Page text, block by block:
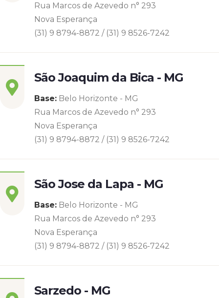
Rua Marcos de Azevedo n° 293
Nova Esperança
(31) 9 8794-8872 / (31) 9 8526-7242
São Joaquim da Bica - MG
Base: Belo Horizonte - MG
Rua Marcos de Azevedo n° 293
Nova Esperança
(31) 9 8794-8872 / (31) 9 8526-7242
São Jose da Lapa - MG
Base: Belo Horizonte - MG
Rua Marcos de Azevedo n° 293
Nova Esperança
(31) 9 8794-8872 / (31) 9 8526-7242
Sarzedo - MG